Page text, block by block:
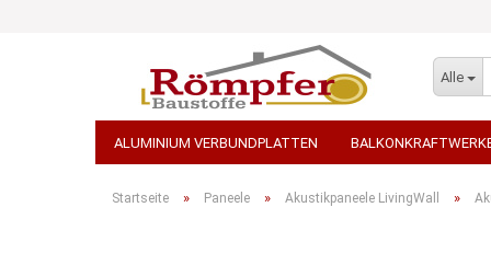
Alle
ALUMINIUM VERBUNDPLATTEN
Startseite » Paneele » Akustikpaneele LivingWall »